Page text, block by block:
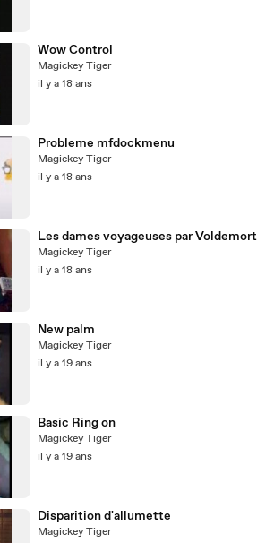
Wow Control
Magickey Tiger
il y a 18 ans
Probleme mfdockmenu
Magickey Tiger
il y a 18 ans
Les dames voyageuses par Voldemort
Magickey Tiger
il y a 18 ans
New palm
Magickey Tiger
il y a 19 ans
Basic Ring on
Magickey Tiger
il y a 19 ans
Disparition d'allumette
Magickey Tiger